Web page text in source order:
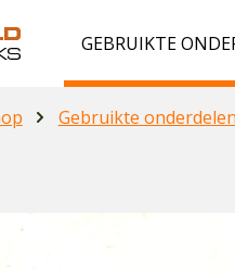
GEBRUIKTE
Gebruikte onderdelen